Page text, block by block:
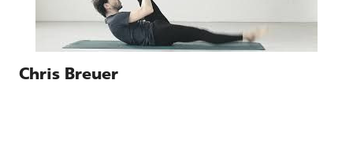
Chris Breuer